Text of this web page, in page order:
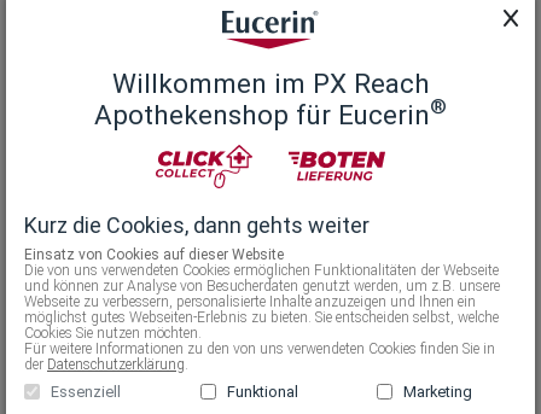
Diabetische Haut
UreaRepair 5% Urea
Feuchtigkeitslotion
(400 ml)
In den Warenkorb
Juckende Haut
AtopiControl
(400 ml
In den Warenkorb
Willkommen im PX Reach
Apothekenshop für Eucerin®
Kurz die Cookies, dann gehts weiter
Einsatz von Cookies auf dieser Website
Die von uns verwendeten Cookies ermöglichen Funktionalitäten der Webseite
und können zur Analyse von Besucherdaten genutzt werden, um z.B. unsere
Webseite zu verbessern, personalisierte Inhalte anzuzeigen und Ihnen ein
möglichst gutes Webseiten-Erlebnis zu bieten. Sie entscheiden selbst, welche
Cookies Sie nutzen möchten.
Für weitere Informationen zu den von uns verwendeten Cookies finden Sie in
der Datenschutzerklärung.
Essenziell Funktional Marketing